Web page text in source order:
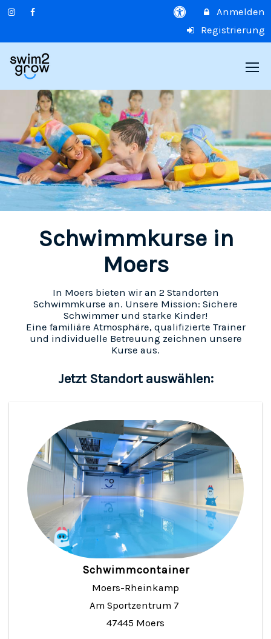
Anmelden
Registrierung
Schwimmkurse in
Moers
In Moers bieten wir an 2 Standorten
Schwimmkurse an. Unsere Mission: Sichere
Schwimmer und starke Kinder!
Eine familiäre Atmosphäre, qualifizierte Trainer
und individuelle Betreuung zeichnen unsere
Kurse aus.
Jetzt Standort auswählen:
Schwimmcontainer
Moers-Rheinkamp
Am Sportzentrum 7
47445 Moers